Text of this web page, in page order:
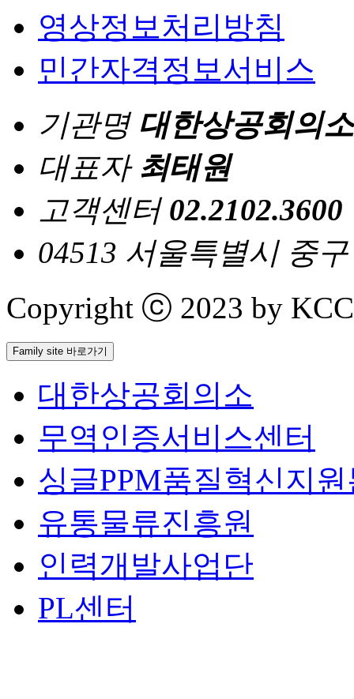
영상정보처리방침
민간자격정보서비스
기관명 대한상공회의소
대표자 최태원
고객센터 02.2102.3600
04513 서울특별시 중
Copyright ⓒ 2023 by
Family site 바로가기
대한상공회의소
무역인증서비스센터
싱글PPM품질혁신지
유통물류진흥원
인력개발사업단
PL센터